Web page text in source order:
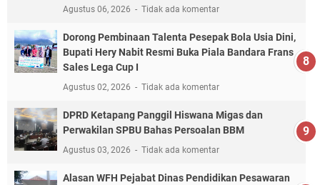
Agustus 06, 2026 Tidak ada komentar
Dorong Pembinaan Talenta Pesepak Bola Usia Dini,
Bupati Hery Nabit Resmi Buka Piala Bandara Frans
Sales Lega Cup I
Agustus 02, 2026 Tidak ada komentar
DPRD Ketapang Panggil Hiswana Migas dan
Perwakilan SPBU Bahas Persoalan BBM
Agustus 03, 2026 Tidak ada komentar
Alasan WFH Pejabat Dinas Pendidikan Pesawaran